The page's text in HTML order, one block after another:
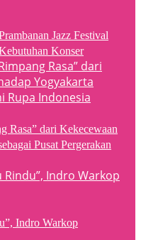
Jazz Festival
Konser
Rasa” dari Kekecewaan
Pusat Pergerakan
Indro Warkop